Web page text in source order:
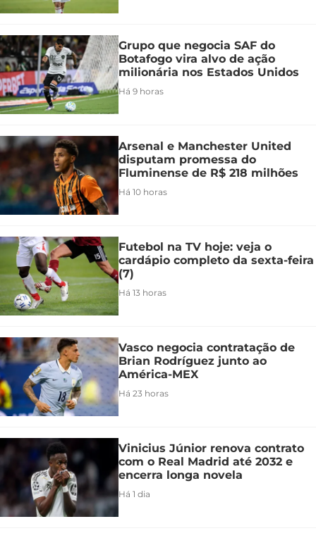
Grupo que negocia SAF do
Botafogo vira alvo de ação
milionária nos Estados Unidos
Há 9 horas
Arsenal e Manchester United
disputam promessa do
Fluminense de R$ 218 milhões
Há 10 horas
Futebol na TV hoje: veja o
cardápio completo da sexta-feira
(7)
Há 13 horas
Vasco negocia contratação de
Brian Rodríguez junto ao
América-MEX
Há 23 horas
Vinicius Júnior renova contrato
com o Real Madrid até 2032 e
encerra longa novela
Há 1 dia